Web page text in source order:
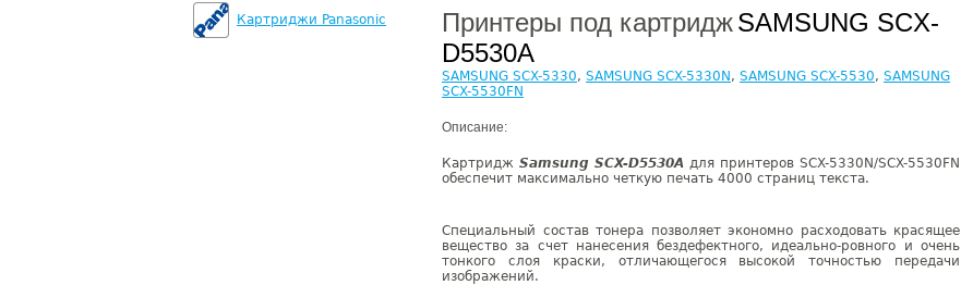
Картриджи Panasonic Принтеры под картриджSAMSUNG SCX-
D5530A
SAMSUNG SCX-5330, SAMSUNG SCX-5330N , SAMSUNG SCX-5530, SAMSUNG
SCX-5530FN
Описание:
Картридж Samsung SCX-D5530A для принтеров SCX-5330N/SCX-5530FN
обеспечит максимально четкую печать 4000 страниц текста.
Специальный состав тонера позволяет экономно расходовать красящее
вещество за счет нанесения бездефектного, идеально-ровного и очень
тонкого слоя краски, отличающегося высокой точностью передачи
изображений.